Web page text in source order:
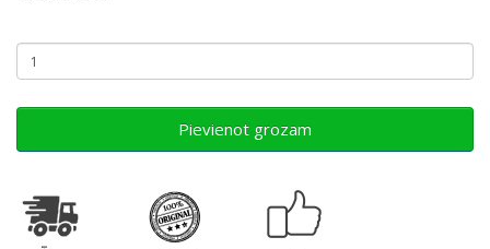
Pievienot grozam